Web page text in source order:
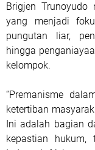
Brigjen Trunoyudo
yang menjadi
pungutan liar,
hingga
kelompok.
“Premanisme
ketertiban
Ini adalah bagian
kepastian